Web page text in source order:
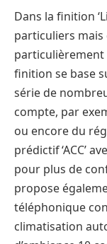
Dans la finition
particuliers
particulièrement
finition se base
série de
compte, par
ou encore du
prédictif ‘ACC’
pour plus de
propose
téléphonique
climatisation